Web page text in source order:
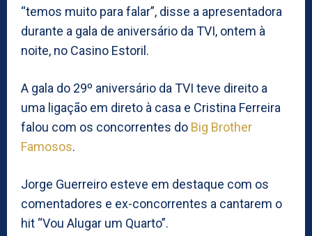
“temos muito para falar”, disse a apresentadora
durante a gala de aniversário da TVI, ontem à
noite, no Casino Estoril.
A gala do 29º aniversário da TVI teve direito a
uma ligação em direto à casa e Cristina Ferreira
falou com os concorrentes do Big Brother
Famosos.
Jorge Guerreiro esteve em destaque com os
comentadores e ex-concorrentes a cantarem o
hit “Vou Alugar um Quarto”.